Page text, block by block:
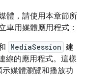
體，請使用本章節所
車用媒體應用程式：
MediaSession 建
線的應用程式。這樣
媒體瀏覽和播放功